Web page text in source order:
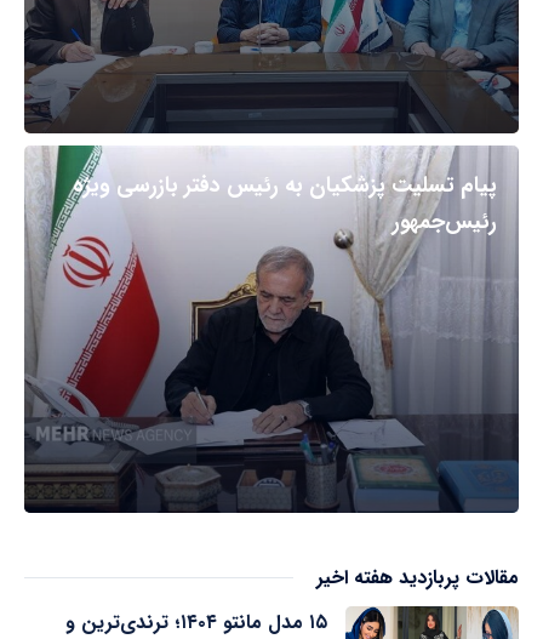
پیام تسلیت پزشکیان به رئیس دفتر بازرسی ویژه
رئیس‌جمهور
مقالات پربازدید هفته اخیر
۱۵ مدل مانتو ۱۴۰۴؛ ترندی‌ترین و